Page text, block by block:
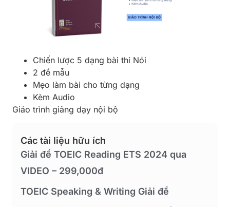
Chiến lược 5 dạng bài thi Nói
2 đề mẫu
Mẹo làm bài cho từng dạng
Kèm Audio
Giáo trình giảng dạy nội bộ
Các tài liệu hữu ích
Giải đề TOEIC Reading ETS 2024 qua
VIDEO – 299,000đ
TOEIC Speaking & Writing Giải đề